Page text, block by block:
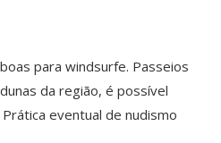
para windsurfe. Passeios
da região, é possível
eventual de nudismo